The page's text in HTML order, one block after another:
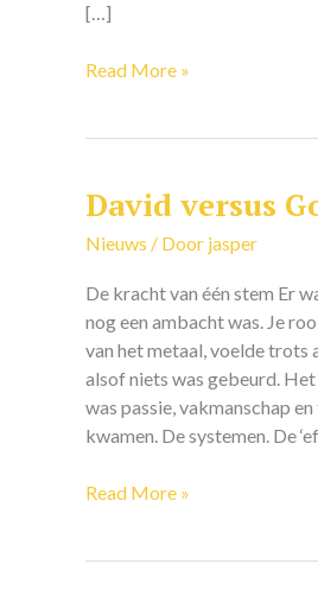
[…]
Read More »
David versus
Nieuws / Door jasper
De kracht van één stem Er
nog een ambacht was. Je
van het metaal, voelde trots
alsof niets was gebeurd.
was passie, vakmanschap
kwamen. De systemen. De
David
Goliath
Read More »